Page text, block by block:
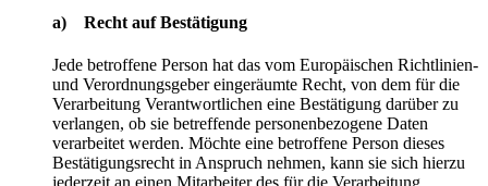
a) Recht auf Bestätigung
Jede betroffene Person hat das vom Europäischen Richtlinien-
und Verordnungsgeber eingeräumte Recht, von dem für die
Verarbeitung Verantwortlichen eine Bestätigung darüber zu
verlangen, ob sie betreffende personenbezogene Daten
verarbeitet werden. Möchte eine betroffene Person dieses
Bestätigungsrecht in Anspruch nehmen, kann sie sich hierzu
jederzeit an einen Mitarbeiter des für die Verarbeitung